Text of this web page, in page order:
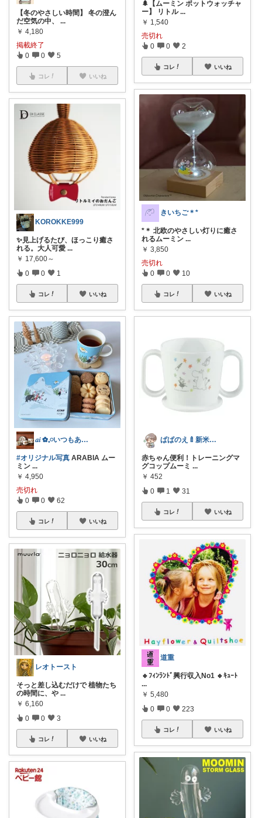
【冬のやさしい時間】 冬の澄ん
だ空気の中、
...
￥ 4,180
掲載終了
0 0 5
コレ いいね
KOROKKE999
✨見上げるたび、ほっこり癒さ
れる。大人可愛 ...
￥ 17,600～
0 0 1
コレ いいね
𝑎𝑖 ✿𓈒𓏸いつもありがとう♡
#オリジナル写真 ARABIA ムー
ミン ...
￥ 4,950
売切れ
0 0 62
コレ いいね
レオトースト
そっと差し込むだけで 植物たち
の時間に、や ...
￥ 6,160
0 0 3
コレ いいね
🌲【ムーミン ポットウォッチャ
ー】 リトル ...
￥ 1,540
売切れ
0 0 2
コレ いいね
きいちご＊*
*＊ 北欧のやさしい灯りに癒さ
れるムーミン ...
￥ 3,850
売切れ
0 0 10
コレ いいね
ぱぱのえ🍼新米パパ🍼子育て奮闘中💦
赤ちゃん便利！トレーニングマ
グコップムーミ ...
￥ 452
0 1 31
コレ いいね
道重
🔹ﾌｨﾝﾗﾝﾄﾞ興行収入No1 🔹ｷｭｰﾄ
...
￥ 5,480
0 0 223
コレ いいね